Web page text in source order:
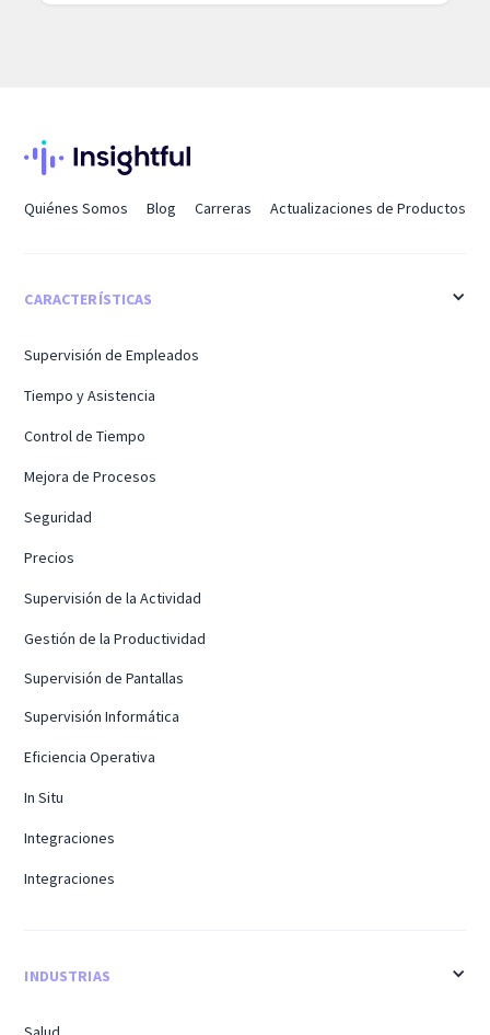
Quiénes Somos Blog Carreras Actualizaciones de Productos
CARACTERÍSTICAS
Supervisión de Empleados
Tiempo y Asistencia
Control de Tiempo
Mejora de Procesos
Seguridad
Precios
Supervisión de la Actividad
Gestión de la Productividad
Supervisión de Pantallas
Supervisión Informática
Eficiencia Operativa
In Situ
Integraciones
Integraciones
INDUSTRIAS